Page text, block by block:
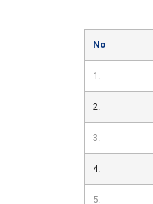
No
1.
2.
3.
4.
5.